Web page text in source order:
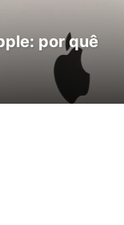
por quê